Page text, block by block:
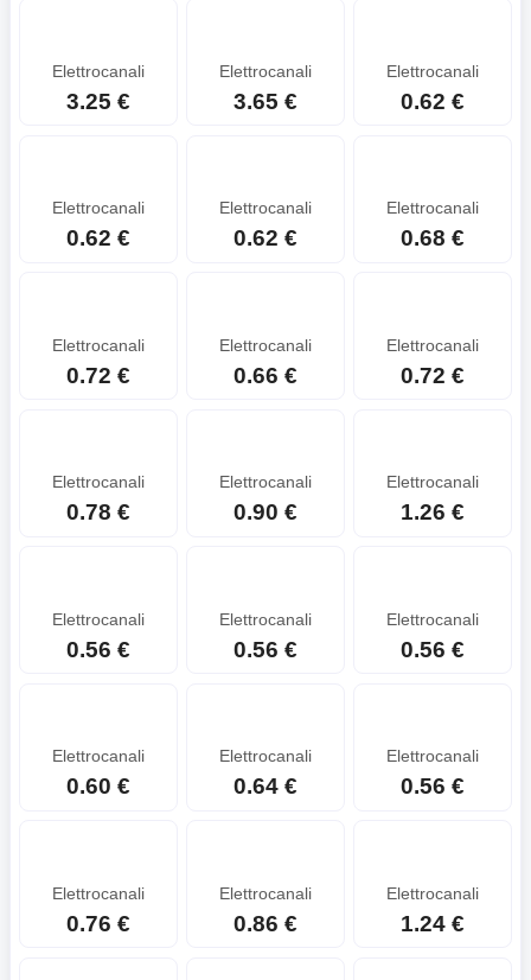
Elettrocanali
3.25 €
Elettrocanali
3.65 €
Elettrocanali
0.62 €
Elettrocanali
0.62 €
Elettrocanali
0.62 €
Elettrocanali
0.68 €
Elettrocanali
0.72 €
Elettrocanali
0.66 €
Elettrocanali
0.72 €
Elettrocanali
0.78 €
Elettrocanali
0.90 €
Elettrocanali
1.26 €
Elettrocanali
0.56 €
Elettrocanali
0.56 €
Elettrocanali
0.56 €
Elettrocanali
0.60 €
Elettrocanali
0.64 €
Elettrocanali
0.56 €
Elettrocanali
0.76 €
Elettrocanali
0.86 €
Elettrocanali
1.24 €